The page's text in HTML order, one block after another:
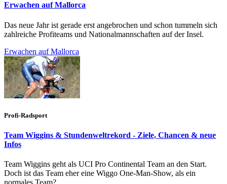
Erwachen auf Mallorca
Das neue Jahr ist gerade erst angebrochen und schon tummeln sich
zahlreiche Profiteams und Nationalmannschaften auf der Insel.
Erwachen auf Mallorca
Profi-Radsport
Team Wiggins & Stundenweltrekord - Ziele, Chancen & neue
Infos
Team Wiggins geht als UCI Pro Continental Team an den Start.
Doch ist das Team eher eine Wiggo One-Man-Show, als ein